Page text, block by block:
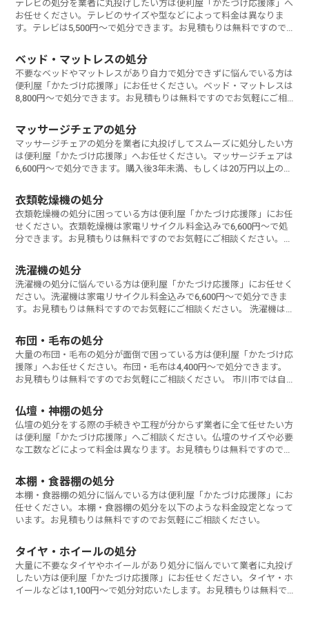
テレビの処分を業者に丸投げしたい方は便利屋「かたづけ応援隊」へ
お任せください。テレビのサイズや型などによって料金は異なりま
す。テレビは5,500円～で処分できます。お見積もりは無料ですので
ベッド・マットレスの処分
不要なベッドやマットレスがあり自力で処分できずに悩んでいる方は
便利屋「かたづけ応援隊」にお任せください。ベッド・マットレスは
8,800円～で処分できます。お見積もりは無料ですのでお気軽にご相
マッサージチェアの処分
マッサージチェアの処分を業者に丸投げしてスムーズに処分したい方
は便利屋「かたづけ応援隊」へお任せください。マッサージチェアは
6,600円～で処分できます。購入後3年未満、もしくは20万円以上のマ
衣類乾燥機の処分
衣類乾燥機の処分に困っている方は便利屋「かたづけ応援隊」にお任
せください。衣類乾燥機は家電リサイクル料金込みで6,600円～で処
分できます。お見積もりは無料ですのでお気軽にご相談ください。
洗濯機の処分
洗濯機の処分に悩んでいる方は便利屋「かたづけ応援隊」にお任せく
ださい。洗濯機は家電リサイクル料金込みで6,600円～で処分できま
す。お見積もりは無料ですのでお気軽にご相談ください。 洗濯機は
布団・毛布の処分
大量の布団・毛布の処分が面倒で困っている方は便利屋「かたづけ応
援隊」へお任せください。布団・毛布は4,400円～で処分できます。
お見積もりは無料ですのでお気軽にご相談ください。 市川市では自
仏壇・神棚の処分
仏壇の処分をする際の手続きや工程が分からず業者に全て任せたい方
は便利屋「かたづけ応援隊」へご相談ください。仏壇のサイズや必要
な工数などによって料金は異なります。お見積もりは無料ですのでお
本棚・食器棚の処分
本棚・食器棚の処分に悩んでいる方は便利屋「かたづけ応援隊」にお
任せください。本棚・食器棚の処分を以下のような料金設定となって
います。お見積もりは無料ですのでお気軽にご相談ください。
タイヤ・ホイールの処分
大量に不要なタイヤやホイールがあり処分に悩んでいて業者に丸投げ
したい方は便利屋「かたづけ応援隊」にお任せください。タイヤ・ホ
イールなどは1,100円～で処分対応いたします。お見積もりは無料で